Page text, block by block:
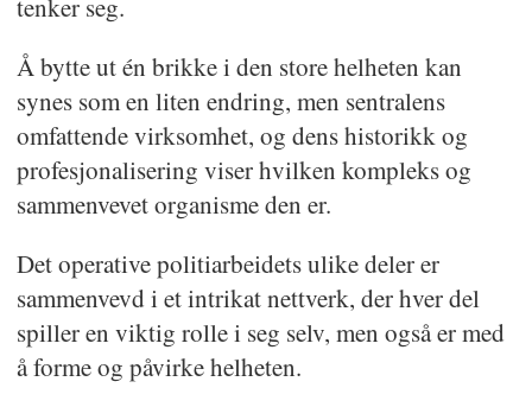
Å bytte ut én brikke i den store helheten kan
synes som en liten endring, men sentralens
omfattende virksomhet, og dens historikk og
profesjonalisering viser hvilken kompleks og
sammenvevet organisme den er.
Det operative politiarbeidets ulike deler er
sammenvevd i et intrikat nettverk, der hver del
spiller en viktig rolle i seg selv, men også er med
å forme og påvirke helheten.